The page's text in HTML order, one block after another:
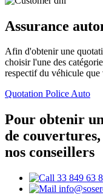
Assurance
Afin d'obtenir une
choisir l'une des
respectif du véhicule que
Quotation Police Auto
Pour obtenir
de
nos conseillers
33 849 63